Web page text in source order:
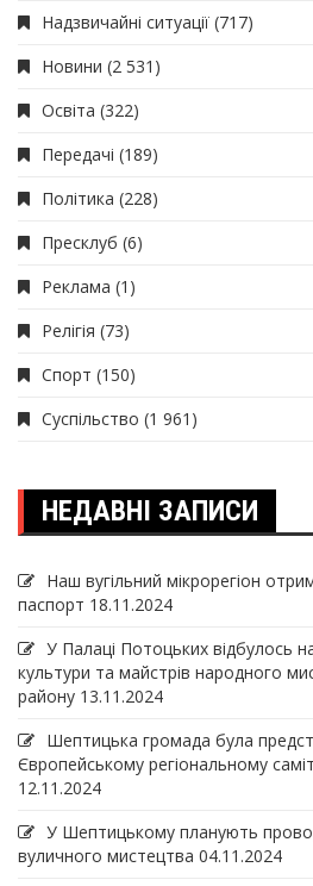
Надзвичайні ситуації (717)
Новини (2 531)
Освіта (322)
Передачі (189)
Політика (228)
Пресклуб (6)
Реклама (1)
Релігія (73)
Спорт (150)
Суспільство (1 961)
НЕДАВНІ ЗАПИСИ
Наш вугільний мікрорегіон
паспорт 18.11.2024
У Палаці Потоцьких відбулось
культури та майстрів народного
району 13.11.2024
Шептицька громада була
Європейському регіональному
12.11.2024
У Шептицькому планують
вуличного мистецтва 04.11.2024